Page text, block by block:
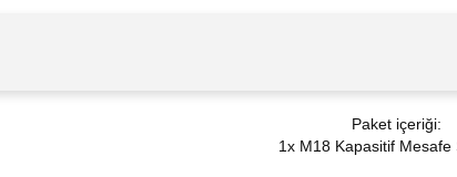
Paket içeriği:
1x M18 Kapasitif Mesafe